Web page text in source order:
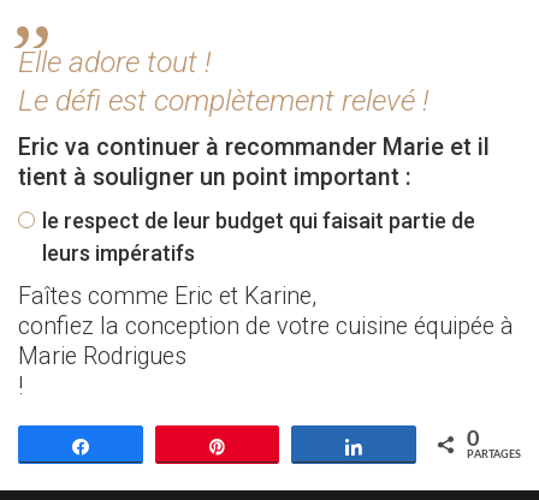
Elle adore tout !
Le défi est complètement relevé !
Eric va continuer à recommander Marie et il
tient à souligner un point important :
le respect de leur budget qui faisait partie de
leurs impératifs
Faîtes comme Eric et Karine,
confiez la conception de votre cuisine équipée à
Marie Rodrigues
!
Partagez 0
PARTAGES